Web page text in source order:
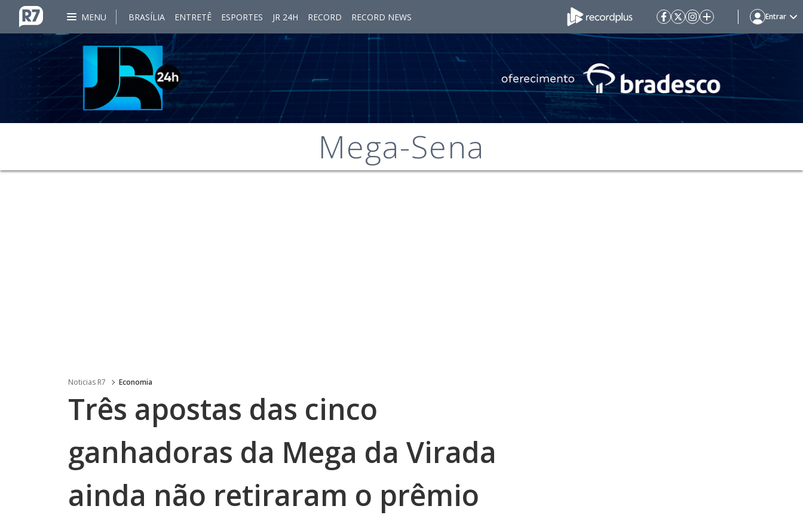
MENU BRASÍLIA ENTRETÊ ESPORTES JR 24H RECORD RECORD NEWS Entrar
Mega-Sena
Noticias R7 Economia
Três apostas das cinco
ganhadoras da Mega da Virada
ainda não retiraram o prêmio